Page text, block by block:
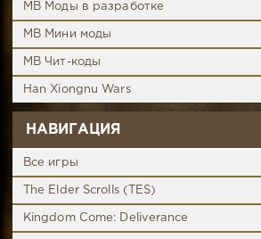
MB Моды в разработке
MB Мини моды
MB Чит-коды
Han Xiongnu Wars
НАВИГАЦИЯ
Все игры
The Elder Scrolls (TES)
Kingdom Come: Deliverance